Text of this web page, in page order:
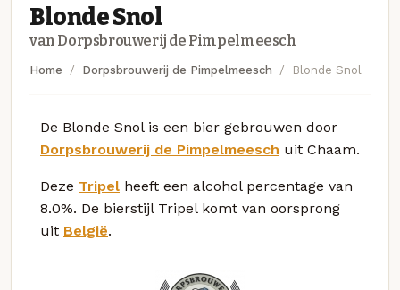
Blonde Snol
van Dorpsbrouwerij de Pimpelmeesch
Home Dorpsbrouwerij de Pimpelmeesch Blonde Snol
De Blonde Snol is een bier gebrouwen door
Dorpsbrouwerij de Pimpelmeesch uit Chaam.
Deze Tripel heeft een alcohol percentage van
8.0%. De bierstijl Tripel komt van oorsprong
uit België.